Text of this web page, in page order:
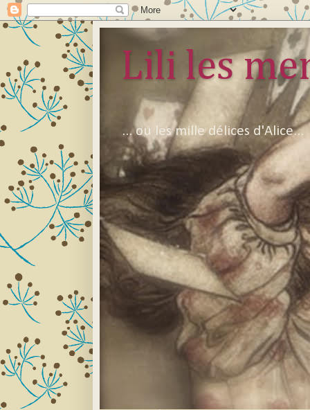
Lili les
... ou les mille délices d'Alice...